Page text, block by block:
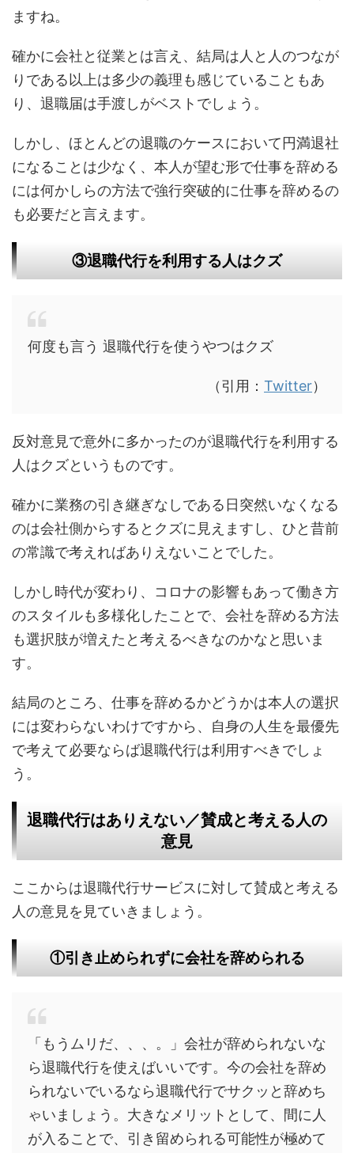
ますね。
確かに会社と従業とは言え、結局は人と人のつなが
りである以上は多少の義理も感じていることもあ
り、退職届は手渡しがベストでしょう。
しかし、ほとんどの退職のケースにおいて円満退社
になることは少なく、本人が望む形で仕事を辞める
には何かしらの方法で強行突破的に仕事を辞めるの
も必要だと言えます。
③退職代行を利用する人はクズ
何度も言う 退職代行を使うやつはクズ
（引用： Twitter）
反対意見で意外に多かったのが退職代行を利用する
人はクズというものです。
確かに業務の引き継ぎなしである日突然いなくなる
のは会社側からするとクズに見えますし、ひと昔前
の常識で考えればありえないことでした。
しかし時代が変わり、コロナの影響もあって働き方
のスタイルも多様化したことで、会社を辞める方法
も選択肢が増えたと考えるべきなのかなと思いま
す。
結局のところ、仕事を辞めるかどうかは本人の選択
には変わらないわけですから、自身の人生を最優先
で考えて必要ならば退職代行は利用すべきでしょ
う。
退職代行はありえない／賛成と考える人の
意見
ここからは退職代行サービスに対して賛成と考える
人の意見を見ていきましょう。
①引き止められずに会社を辞められる
「もうムリだ、、、。」会社が辞められないな
ら退職代行を使えばいいです。今の会社を辞め
られないでいるなら退職代行でサクッと辞めち
ゃいましょう。大きなメリットとして、間に人
が入ることで、引き留められる可能性が極めて